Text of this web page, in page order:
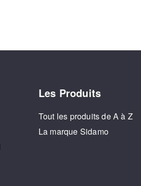
Les Produits
Tout les produits de A à Z
La marque Sidamo